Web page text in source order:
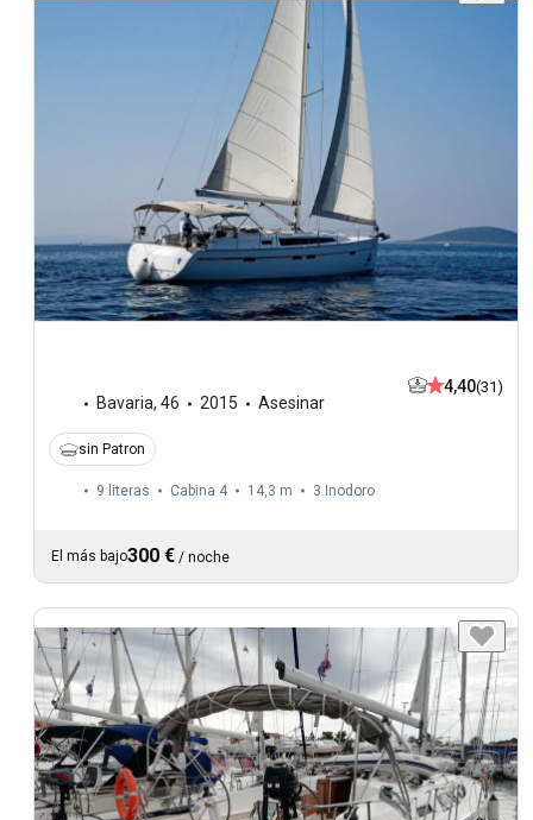
Bavaria, 46 2015 Asesinar
4,40(31)
sin Patron
9 literas Cabina 4 14,3 m 3 Inodoro
El más bajo300 € / noche